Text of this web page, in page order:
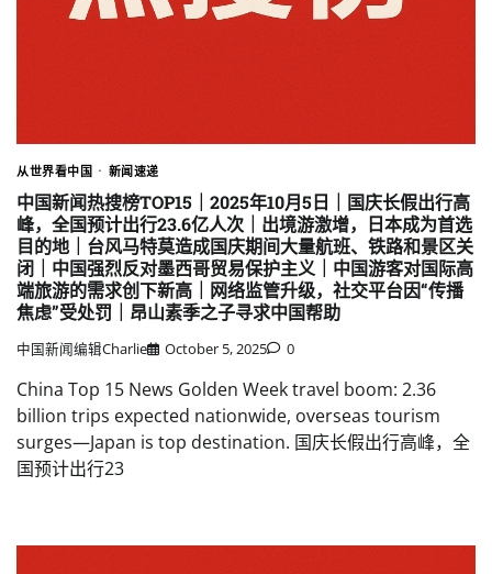
从世界看中国 新闻速递
中国新闻热搜榜TOP15｜2025年10月5日｜国庆长假出行高
峰，全国预计出行23.6亿人次｜出境游激增，日本成为首选
目的地｜台风马特莫造成国庆期间大量航班、铁路和景区关
闭｜中国强烈反对墨西哥贸易保护主义｜中国游客对国际高
端旅游的需求创下新高｜网络监管升级，社交平台因“传播
焦虑”受处罚｜昂山素季之子寻求中国帮助
中国新闻编辑Charlie October 5, 2025 0
China Top 15 News Golden Week travel boom: 2.36
billion trips expected nationwide, overseas tourism
surges—Japan is top destination. 国庆长假出行高峰，全
国预计出行23